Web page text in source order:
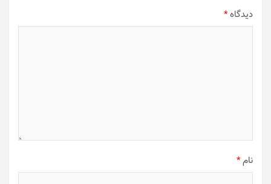
دیدگاه*
نام*